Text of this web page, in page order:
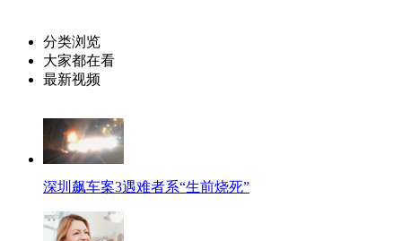
分类浏览
大家都在看
最新视频
深圳飙车案3遇难者系“生前烧死”